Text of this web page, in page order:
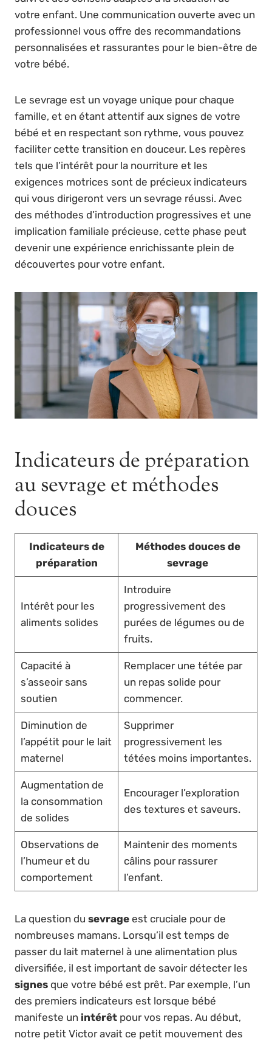
votre enfant. Une communication ouverte avec un
professionnel vous offre des recommandations
personnalisées et rassurantes pour le bien-être de
votre bébé.
Le sevrage est un voyage unique pour chaque
famille, et en étant attentif aux signes de votre
bébé et en respectant son rythme, vous pouvez
faciliter cette transition en douceur. Les repères
tels que l’intérêt pour la nourriture et les
exigences motrices sont de précieux indicateurs
qui vous dirigeront vers un sevrage réussi. Avec
des méthodes d’introduction progressives et une
implication familiale précieuse, cette phase peut
devenir une expérience enrichissante plein de
découvertes pour votre enfant.
Indicateurs de préparation
au sevrage et méthodes
douces
Indicateurs de
préparation
Méthodes douces de
sevrage
Intérêt pour les
aliments solides
Introduire
progressivement des
purées de légumes ou de
fruits.
Capacité à
s’asseoir sans
soutien
Remplacer une tétée par
un repas solide pour
commencer.
Diminution de
l’appétit pour le lait
maternel
Supprimer
progressivement les
tétées moins importantes.
Augmentation de
la consommation
de solides
Encourager l’exploration
des textures et saveurs.
Observations de
l’humeur et du
comportement
Maintenir des moments
câlins pour rassurer
l’enfant.
La question du sevrage est cruciale pour de
nombreuses mamans. Lorsqu’il est temps de
passer du lait maternel à une alimentation plus
diversifiée, il est important de savoir détecter les
signes que votre bébé est prêt. Par exemple, l’un
des premiers indicateurs est lorsque bébé
manifeste un intérêt pour vos repas. Au début,
notre petit Victor avait ce petit mouvement des